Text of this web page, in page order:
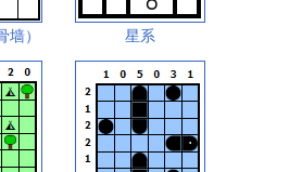
） 星系